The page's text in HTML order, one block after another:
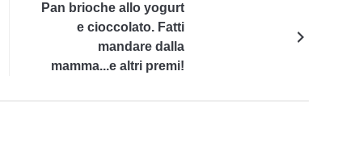
Pan brioche allo yogurt
e cioccolato. Fatti
mandare dalla
mamma...e altri premi!